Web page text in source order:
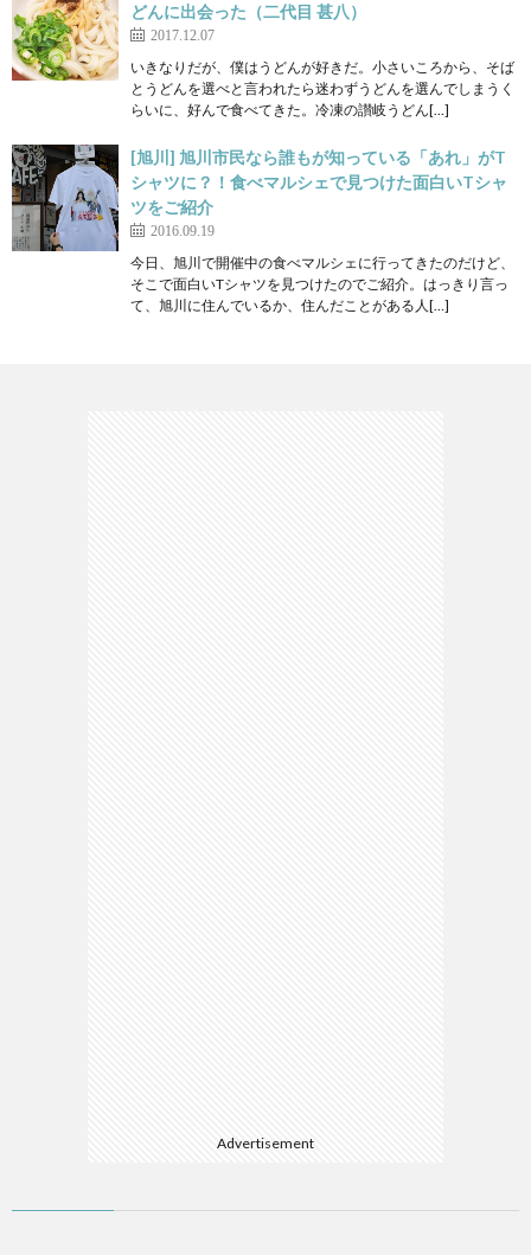
どんに出会った（二代目 甚八）
2017.12.07
いきなりだが、僕はうどんが好きだ。小さいころから、そば
とうどんを選べと言われたら迷わずうどんを選んでしまうく
らいに、好んで食べてきた。冷凍の讃岐うどん[…]
[旭川] 旭川市民なら誰もが知っている「あれ」がT
シャツに？！食べマルシェで見つけた面白いTシャ
ツをご紹介
2016.09.19
今日、旭川で開催中の食べマルシェに行ってきたのだけど、
そこで面白いTシャツを見つけたのでご紹介。はっきり言っ
て、旭川に住んでいるか、住んだことがある人[…]
Advertisement